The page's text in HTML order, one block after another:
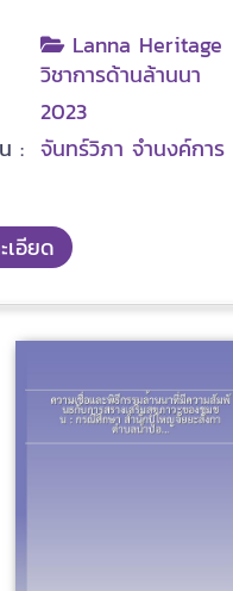
Lanna Heritage
วิชาการด้านล้านนา
2023
: จันทร์วิภา จำนงค์การ
เอียด